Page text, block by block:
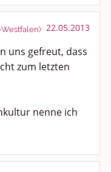
Westfalen) 22.05.2013
uns gefreut, dass
zum letzten
nenne ich